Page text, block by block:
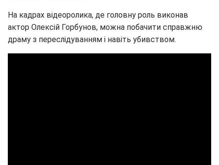
На кадрах відеоролика, де головну роль виконав
актор Олексій Горбунов, можна побачити справжню
драму з переслідуванням і навіть убивством.